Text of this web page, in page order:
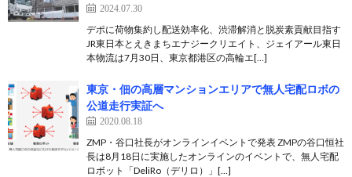
2024.07.30
デポに荷物集約し配送効率化、渋滞解消と脱炭素貢献目指す
JR東日本とえきまちエナジークリエイト、ジェイアール東日
本物流は7月30日、東京都港区の高輪エ[…]
東京・佃の高層マンションエリアで無人宅配ロボの
公道走行実証へ
2020.08.18
ZMP・谷口社長がオンラインイベントで発表 ZMPの谷口恒社
長は8月18日に実施したオンラインのイベントで、無人宅配
ロボット「DeliRo（デリロ）」[…]